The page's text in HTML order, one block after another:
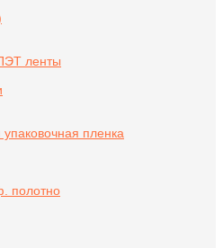
ленты
пленка
полотно